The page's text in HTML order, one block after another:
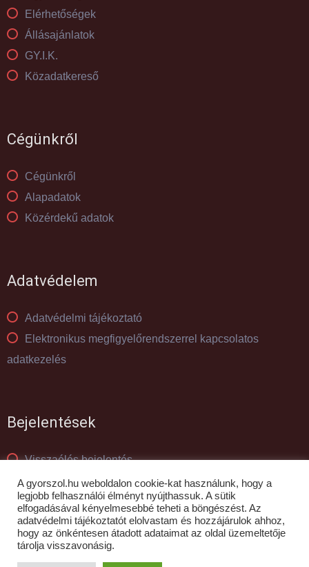
Elérhetőségek
Állásajánlatok
GY.I.K.
Közadatkereső
Cégünkről
Cégünkről
Alapadatok
Közérdekű adatok
Adatvédelem
Adatvédelmi tájékoztató
Elektronikus megfigyelőrendszerrel kapcsolatos
adatkezelés
Bejelentések
Visszaélés bejelentés
Panaszkezelés
© GYŐR-SZOL Zrt - 2010- 2026
A gyorszol.hu weboldalon cookie-kat használunk, hogy a
legjobb felhasználói élményt nyújthassuk. A sütik
elfogadásával kényelmesebbé teheti a böngészést. Az
adatvédelmi tájékoztatót elolvastam és hozzájárulok ahhoz,
hogy az önkéntesen átadott adataimat az oldal üzemeltetője
tárolja visszavonásig.